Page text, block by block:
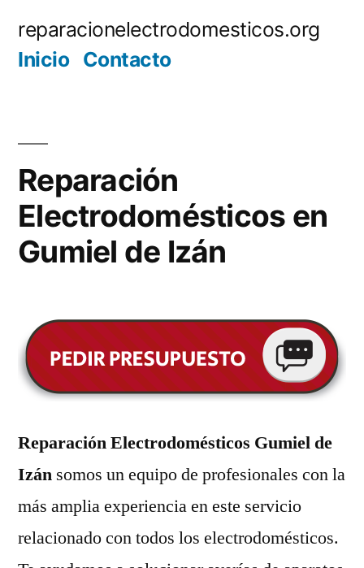
reparacionelectrodomesticos.org
Inicio Contacto
Reparación
Electrodomésticos en
Gumiel de Izán
Reparación Electrodomésticos Gumiel de
Izán somos un equipo de profesionales con la
más amplia experiencia en este servicio
relacionado con todos los electrodomésticos.